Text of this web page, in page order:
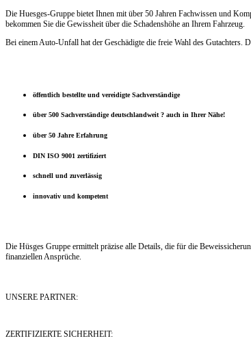
Die Huesges-Gruppe bietet Ihnen mit über 50 Jahren Fachwissen und
bekommen Sie die Gewissheit über die Schadenshöhe an Ihrem Fahrzeug.
Bei einem Auto-Unfall hat der Geschädigte die freie Wahl des
öffentlich bestellte und vereidigte Sachverständige
über 500 Sachverständige deutschlandweit ? auch in Ihrer Nähe!
über 50 Jahre Erfahrung
DIN ISO 9001 zertifiziert
schnell und zuverlässig
innovativ und kompetent
Die Hüsges Gruppe ermittelt präzise alle Details, die für die
finanziellen Ansprüche.
UNSERE PARTNER:
ZERTIFIZIERTE SICHERHEIT: